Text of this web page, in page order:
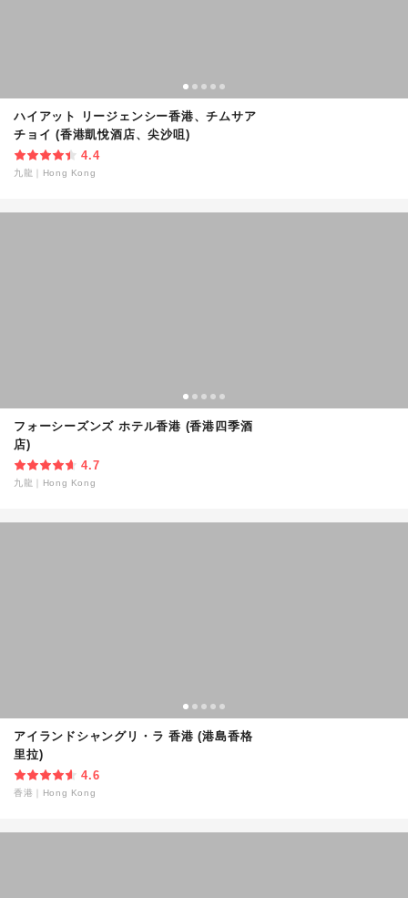
ハイアット リージェンシー香港、チムサア
チョイ (香港凱悅酒店、尖沙咀)
4.4
九龍 Hong Kong
フォーシーズンズ ホテル香港 (香港四季酒
店)
4.7
九龍 Hong Kong
アイランドシャングリ・ラ 香港 (港島香格
里拉)
4.6
香港 Hong Kong